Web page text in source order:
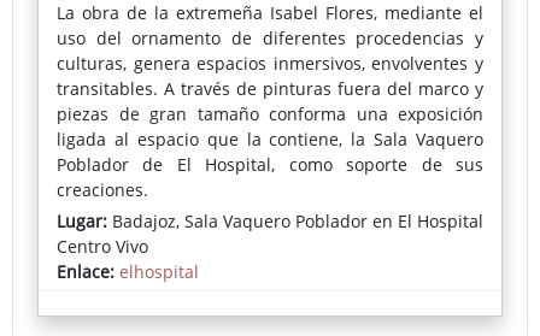
La obra de la extremeña Isabel Flores, mediante el
uso del ornamento de diferentes procedencias y
culturas, genera espacios inmersivos, envolventes y
transitables. A través de pinturas fuera del marco y
piezas de gran tamaño conforma una exposición
ligada al espacio que la contiene, la Sala Vaquero
Poblador de El Hospital, como soporte de sus
creaciones.
Lugar: Badajoz, Sala Vaquero Poblador en El Hospital
Centro Vivo
Enlace: elhospital